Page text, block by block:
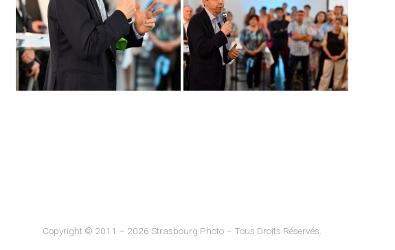
Copyright © 2011 – 2026 Strasbourg Photo – Tous Droits Réservés.